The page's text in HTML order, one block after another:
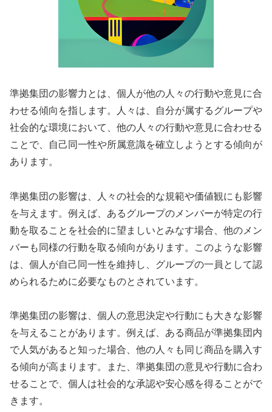
準拠集団の影響力とは、個人が他の人々の行動や意見に合
わせる傾向を指します。人々は、自分が属するグループや
社会的な環境において、他の人々の行動や意見に合わせる
ことで、自己同一性や所属意識を確立しようとする傾向が
あります。
準拠集団の影響は、人々の社会的な規範や価値観にも影響
を与えます。例えば、あるグループのメンバーが特定の行
動を取ることを社会的に望ましいとみなす場合、他のメン
バーも同様の行動を取る傾向があります。このような影響
は、個人が自己同一性を維持し、グループの一員として認
められるために必要なものとされています。
準拠集団の影響は、個人の意思決定や行動にも大きな影響
を与えることがあります。例えば、ある商品が準拠集団内
で人気があると知った場合、他の人々も同じ商品を購入す
る傾向が高まります。また、準拠集団の意見や行動に合わ
せることで、個人は社会的な承認や安心感を得ることがで
きます。